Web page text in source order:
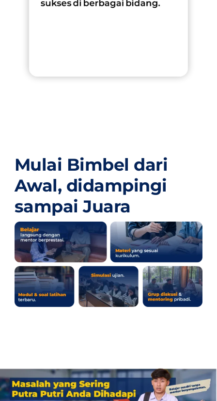
Mulai Bimbel dari
Awal, didampingi
sampai Juara